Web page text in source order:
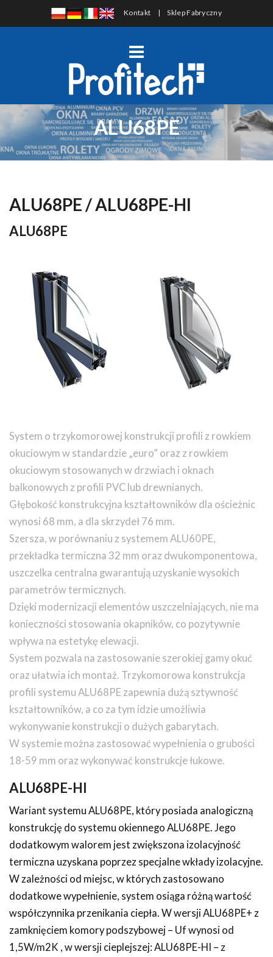
Kontakt |Sklep Fabryczny
ALU68PE
ALU68PE / ALU68PE-HI
ALU68PE
System o trzykomorowej konstrukcji profili z rowkiem
okuciowym w standardzie „euro” oraz z rowkiem
okuciowym stosowanych w drzwiach i oknach
balkonowych z profili PVC lub drewnianych.
Głębokość konstrukcyjna kształtowników dla ościeżnic
wynosi 68 mm, a dla skrzydeł 76 mm.
Szersza, w porównaniu z systemem ALU60PE,
przekładka termiczna 32 mm oraz dwukomponentowa,
uszczelka centralna gwarantują uzyskanie wysokich
parametrów termicznych.
Dzięki modernizacji elementów uszczelniających, nie ma
konieczności stosowania okapników, co pozytywnie
wpływa na estetykę elewacji.
System pozwala na zastosowanie szerokiej gamy okuć
oraz ułatwia ich montaż. Trzykomorowa konstrukcja
profili systemu ALU68PE zapewnia dużą sztywność
kształtowników, a co za tym idzie umożliwia
wykonywanie konstrukcji o dużych gabarytach.
W systemie można zastosować wypełnienia o grubości
18-59 mm oraz wykonywać konstrukcje łukowe.
ALU68PE-HI
Wariant systemu ALU68PE, który posiada analogiczną
konstrukcję do systemu okiennego ALU68PE. Jego
dodatkowym walorem jest zwiększona izolacyjność
termiczna uzyskana poprzez specjalne wkłady izolacyjne.
W zależności od miejsc, w których zastosowano
dodatkowe wypełnienie, system osiąga różną wartość
współczynnika przenikania ciepła. W wersji ALU68PE+ z
zamknięciem komory podszybowej – Uf wynosi od
1,5W/m2K , w wersji cieplejszej: ALU68PE-HI – z